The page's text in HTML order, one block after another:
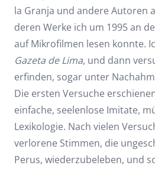
la Granja und andere Autoren
deren Werke ich um 1995 an
auf Mikrofilmen lesen konnte.
Gazeta de Lima, und dann
erfinden, sogar unter
Die ersten Versuche
einfache, seelenlose Imitate,
Lexikologie. Nach vielen
verlorene Stimmen, die
Perus, wiederzubeleben, und